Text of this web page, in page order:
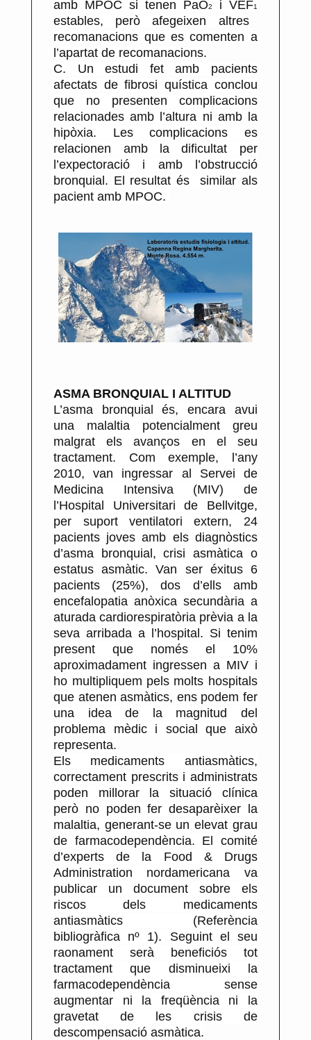
amb MPOC si tenen PaO2 i VEF1
estables, però afegeixen altres
recomanacions que es comenten a
l’apartat de recomanacions.
C.
Un estudi fet amb pacients
afectats de fibrosi quística conclou
que no presenten complicacions
relacionades amb l’altura ni amb la
hipòxia. Les complicacions es
relacionen amb la dificultat per
l’expectoració i amb l’obstrucció
bronquial. El resultat és similar als
pacient amb MPOC.
ASMA BRONQUIAL I ALTITUD
L’asma bronquial és, encara avui
una malaltia potencialment greu
malgrat els avanços en el seu
tractament. Com exemple, l’any
2010, van ingressar al Servei de
Medicina Intensiva (MIV) de
l’Hospital Universitari de Bellvitge,
per suport ventilatori extern, 24
pacients joves amb els diagnòstics
d’asma bronquial, crisi asmàtica o
estatus asmàtic. Van ser éxitus 6
pacients (25%), dos d’ells amb
encefalopatia anòxica secundària a
aturada cardiorespiratòria prèvia a la
seva arribada a l’hospital. Si tenim
present que només el 10%
aproximadament ingressen a MIV i
ho multipliquem pels molts hospitals
que atenen asmàtics, ens podem fer
una idea de la magnitud del
problema mèdic i social que això
representa.
Els medicaments antiasmàtics,
correctament prescrits i administrats
poden millorar la situació clínica
però no poden fer desaparèixer la
malaltia, generant-se un elevat grau
de farmacodependència. El comité
d’experts de la Food & Drugs
Administration nordamericana va
publicar un document sobre els
riscos dels medicaments
antiasmàtics (Referència
bibliogràfica nº 1). Seguint el seu
raonament serà beneficiós tot
tractament que disminueixi la
farmacodependència sense
augmentar ni la freqüència ni la
gravetat de les crisis de
descompensació asmàtica.